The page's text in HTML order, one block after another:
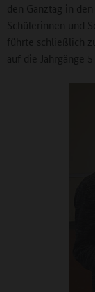
den Ganztag in
Schülerinnen und
führte schließlich
auf die Jahrgänge 5